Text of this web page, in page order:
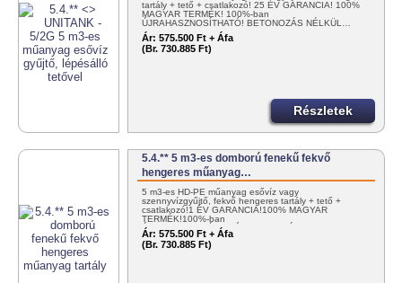
tartály + tető + csatlakozó! 25 ÉV GARANCIA! 100%
MAGYAR TERMÉK! 100%-ban
ÚJRAHASZNOSÍTHATÓ! BETONOZÁS NÉLKÜL…
Ár: 575.500 Ft + Áfa
(Br. 730.885 Ft)
Részletek
5.4.** 5 m3-es domború fenekű fekvő
hengeres műanyag…
5 m3-es HD-PE műanyag esővíz vagy
szennyvízgyűjtő, fekvő hengeres tartály + tető +
csatlakozó!1 ÉV GARANCIA!100% MAGYAR
TERMÉK!100%-ban
ÚJRAHASZNOSÍTHATÓ!BETONOZÁS…
Ár: 575.500 Ft + Áfa
(Br. 730.885 Ft)